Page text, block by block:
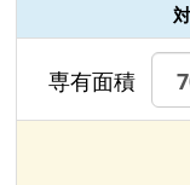
専有面積